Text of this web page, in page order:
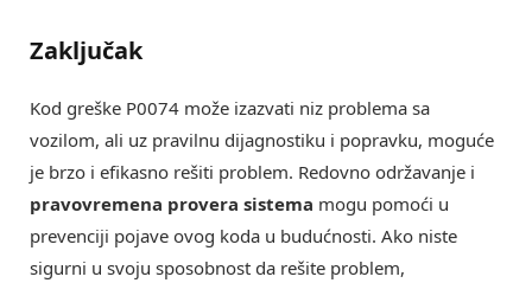
Zaključak
Kod greške P0074 može izazvati niz problema sa
vozilom, ali uz pravilnu dijagnostiku i popravku, moguće
je brzo i efikasno rešiti problem. Redovno održavanje i
pravovremena provera sistema mogu pomoći u
prevenciji pojave ovog koda u budućnosti. Ako niste
sigurni u svoju sposobnost da rešite problem,